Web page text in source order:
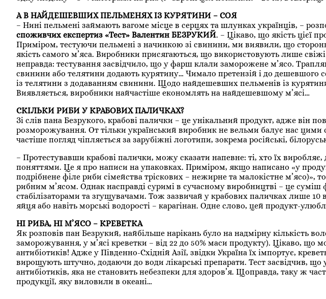
А В НАЙДЕШЕВШИХ ПЕЛЬМЕНЯХ ІЗ КУРЯТИНИ – СОЯ
– Нині пельмені займають вагоме місце в серцях та шлунках українців, –
споживчих експертиз «Тест» Валентин БЕЗРУКИЙ. – Цікаво, що якість цієї
Приміром, тестуючи пельмені з начинкою зі свинини, ми виявили, що
якість самого м’яса. Виробники присягаються, що використовують лише
неправда: тестування засвідчило, що у фарш клали заморожене м’ясо.
свинини або телятини додають курятину… Чимало претензій і до дешевшого
із телятини з додаванням свинини. Щодо найдешевших пельменів із
Виявляється, виробники найчастіше економлять на найдешевшому м’ясі…
СКІЛЬКИ РИБИ У КРАБОВИХ ПАЛИЧКАХ?
Зі слів пана Безрукого, крабові палички – це унікальний продукт, адже він
розморожування. От тільки український виробник не вельми балує нас цими
частіше погляд чіпляється за зарубіжні логотипи, зокрема російські,
– Протестувавши крабові палички, можу сказати напевне: ті, хто їх
поняттями. Це я про написи на упаковках. Приміром, якщо написано «у
подрібнене філе риби сімейства тріскових – нежирне та малокістне м’ясо)»,
рибним м’ясом. Однак насправді суримі в сучасному виробництві – це суміш
стабілізаторами та згущувачами. Тож зазвичай у крабових паличках лише 10
яйця або навіть морські водорості – карагінан. Одне слово, цей продукт-
НІ РИБА, НІ М’ЯСО – КРЕВЕТКА
Як розповів пан Безрукий, найбільше нарікань було на надмірну кількість
заморожування, у м’ясі креветки – від 22 до 50% маси продукту). Цікаво, що
антибіотиків! Адже у Південно-Східній Азії, звідки Україна їх імпортує,
вирощують штучно, додаючи до води лікарські препарати. Тест засвідчив, що
антибіотиків, яка не становить небезпеки для здоров’я. Щоправда, таку ж
продукції, яку виловили в океані…